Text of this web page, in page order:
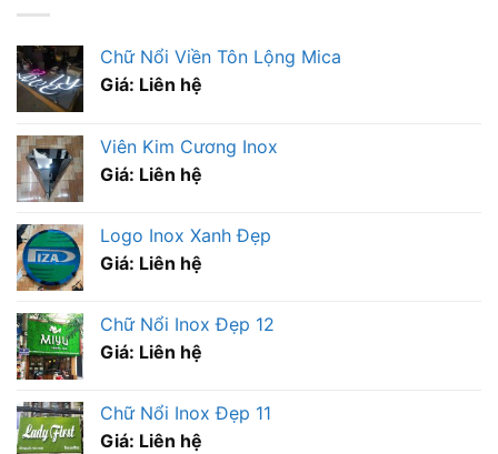
Chữ Nổi Viền Tôn Lộng Mica
Giá: Liên hệ
Viên Kim Cương Inox
Giá: Liên hệ
Logo Inox Xanh Đẹp
Giá: Liên hệ
Chữ Nổi Inox Đẹp 12
Giá: Liên hệ
Chữ Nổi Inox Đẹp 11
Giá: Liên hệ